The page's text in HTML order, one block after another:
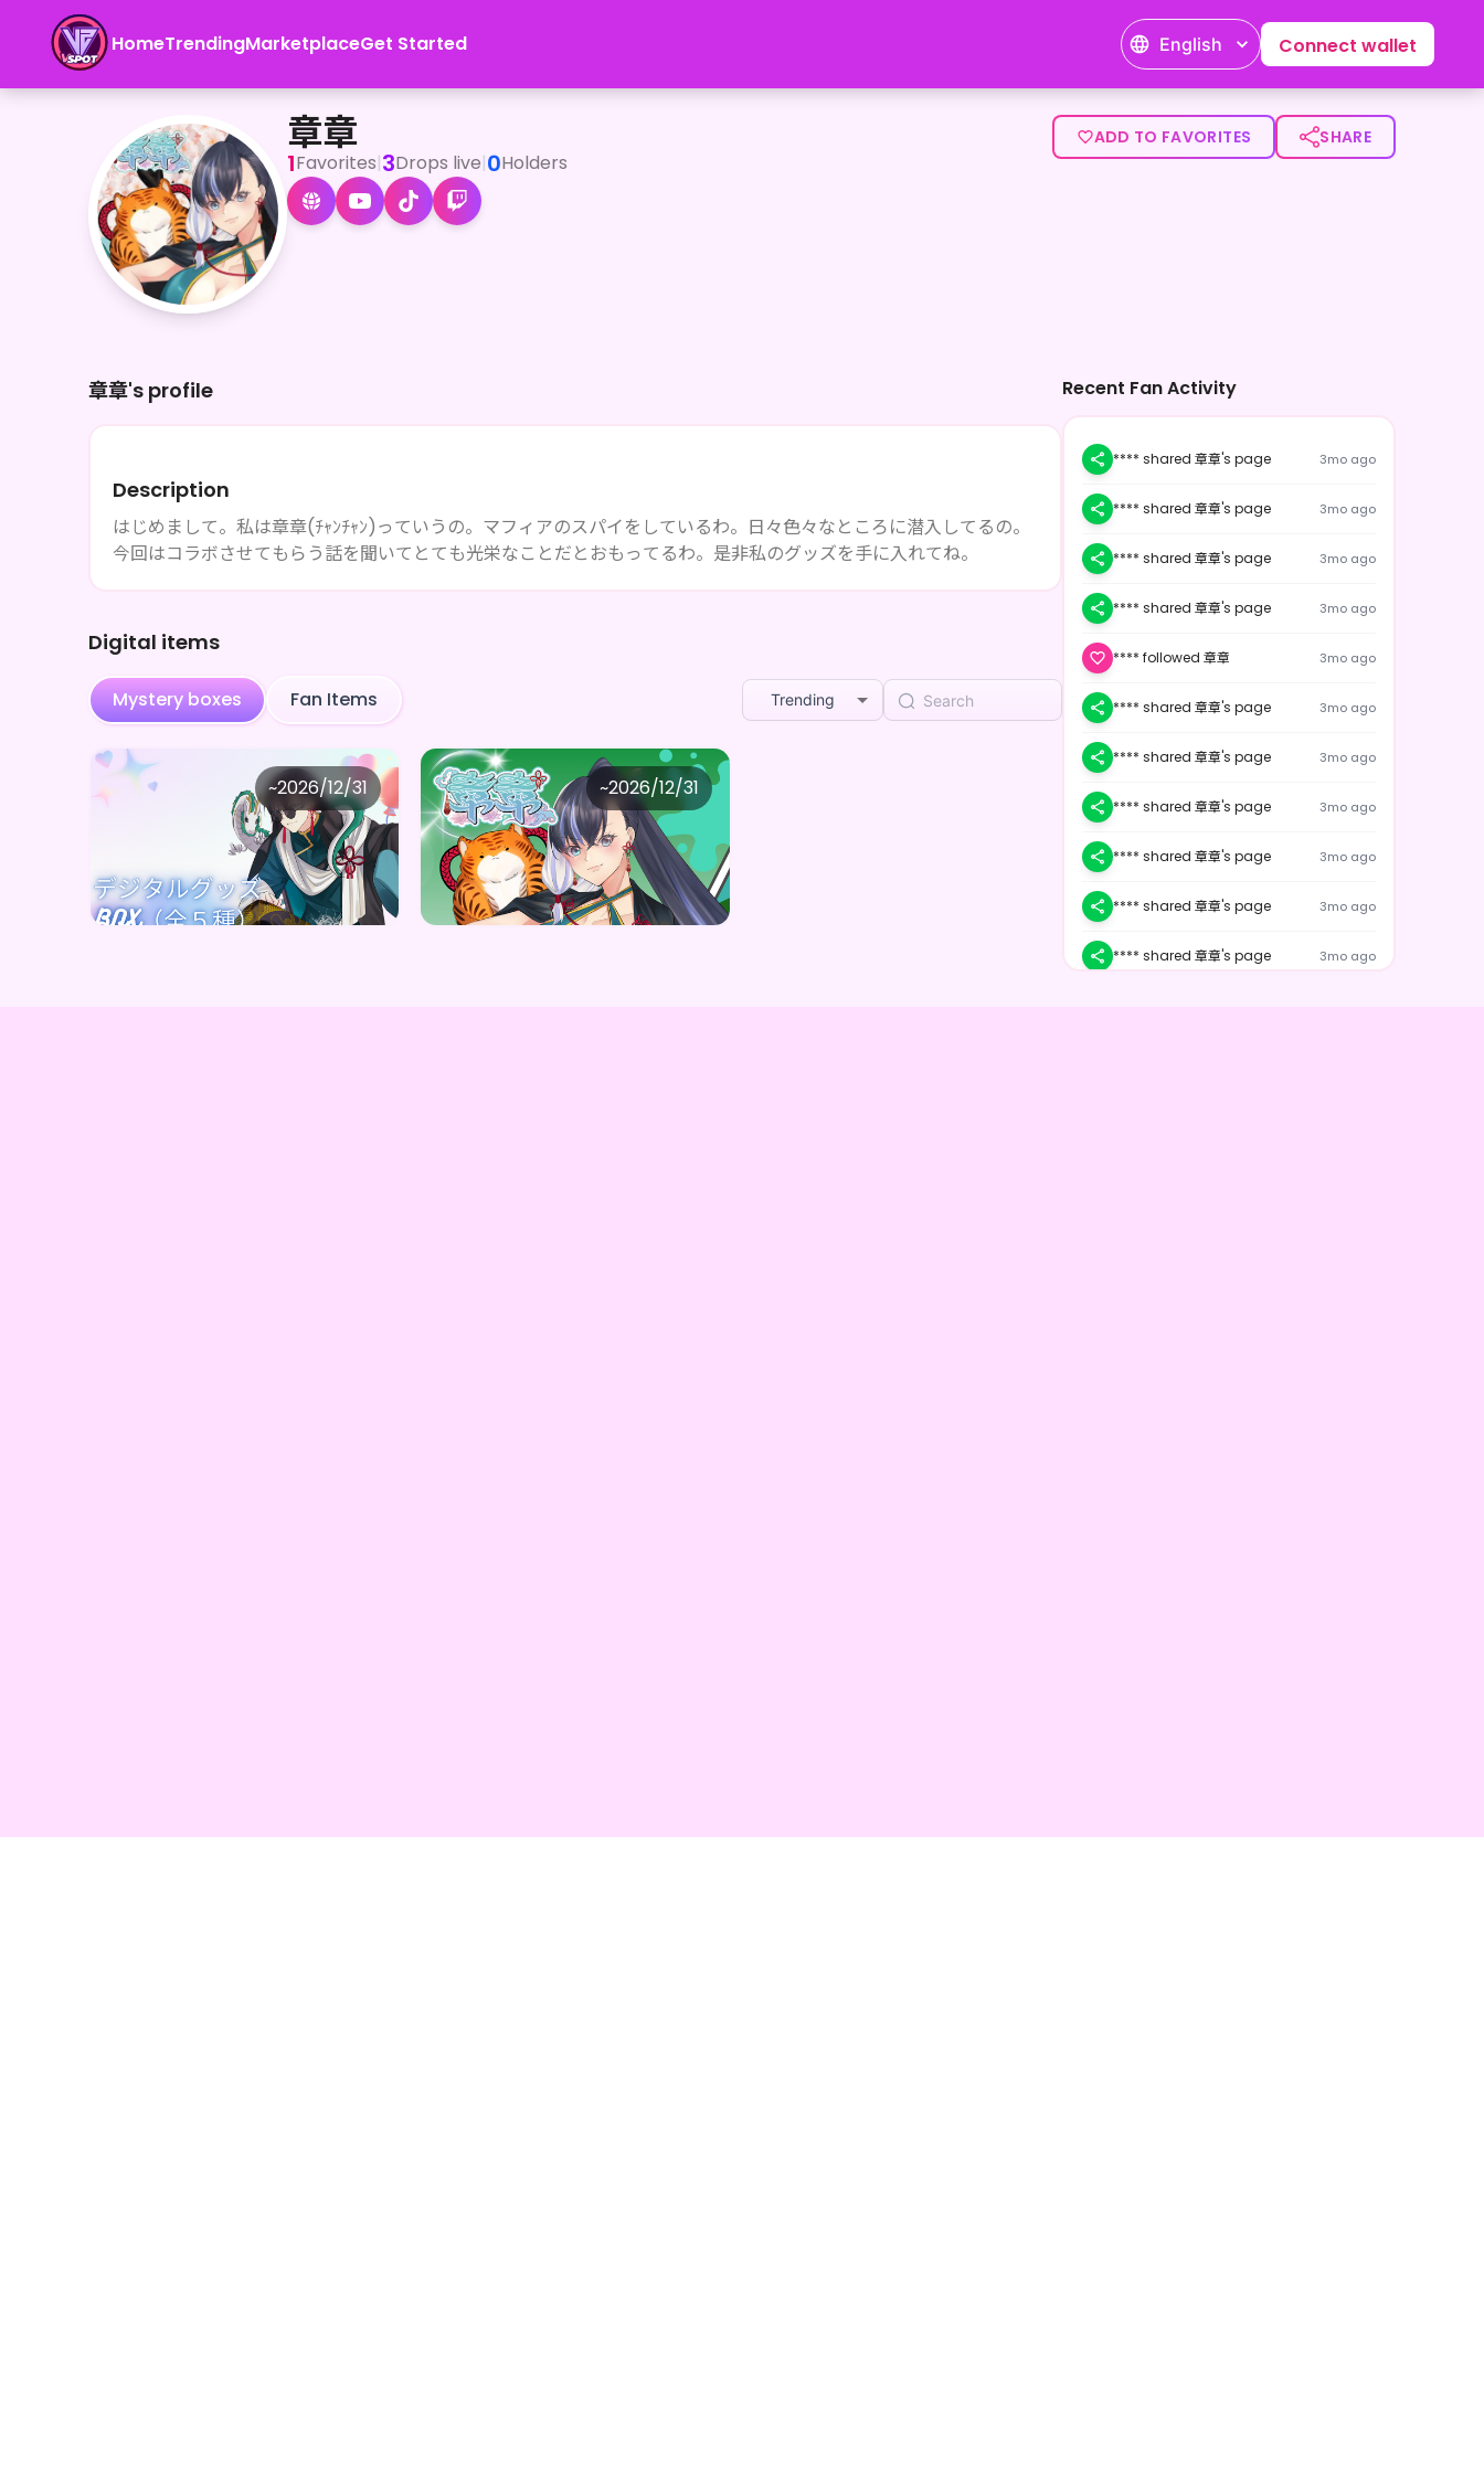
HomeTrendingMarketplaceGet Started English Connect wallet
章章
<p>はじめまして。私は章章(ﾁｬﾝﾁｬﾝ)っていうの。マフィアのスパイをしているわ。日々色々なところに潜入してるの。</p><p>今回はコラボさせてもらう話を聞いてとても光栄なこと
章章
1Favorites|3Drops live|0Holders
ADD TO FAVORITES SHARE
章章's profile
Description
はじめまして。私は章章(ﾁｬﾝﾁｬﾝ)っていうの。マフィアのスパイをしているわ。日々色々なところに潜入してるの。
今回はコラボさせてもらう話を聞いてとても光栄なことだとおもってるわ。是非私のグッズを手に入れてね。
Digital items
Mystery boxes Fan Items Trending
~2026/12/31
章章
章章(ﾁｬﾝﾁｬﾝ)オリジナルデジタルBOX（全５種）
¥1,000 Purchase Here
~2026/12/31
章章
章章 AIICO自販機×章章(ﾁｬﾝﾁｬﾝ)コラボ記念BOX
Price
¥1,000 Purchase Here
Recent Fan Activity
**** shared 章章's page 3mo ago
**** shared 章章's page 3mo ago
**** shared 章章's page 3mo ago
**** shared 章章's page 3mo ago
**** followed 章章 3mo ago
**** shared 章章's page 3mo ago
**** shared 章章's page 3mo ago
**** shared 章章's page 3mo ago
**** shared 章章's page 3mo ago
**** shared 章章's page 3mo ago
**** shared 章章's page 3mo ago